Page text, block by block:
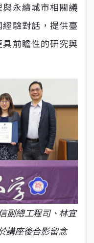
永續城市相關議
驗對話，提供臺
前瞻性的研究與
副總工程司、林宜
講座後合影留念